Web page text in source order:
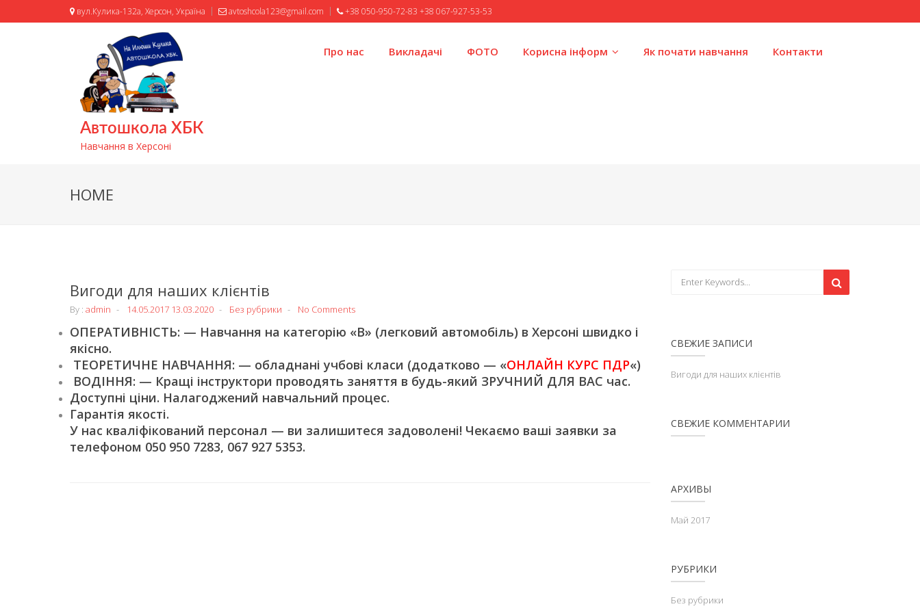
вул.Кулика-132а, Херсон, Україна avtoshcola123@gmail.com +38 050-950-72-83 +38 067-927-53-53
Автошкола ХБК
Навчання в Херсоні
Про нас Викладачі ФОТО Корисна інформ Як почати навчання Контакти
HOME
Вигоди для наших клієнтів
By : admin 14.05.2017 13.03.2020 Без рубрики No Comments
ОПЕРАТИВНІСТЬ: — Навчання на категорію «В» (легковий автомобіль) в Херсоні швидко і
якісно.
ТЕОРЕТИЧНЕ НАВЧАННЯ: — обладнані учбові класи (додатково — «ОНЛАЙН КУРС ПДР«)
ВОДІННЯ: — Кращі інструктори проводять заняття в будь-який ЗРУЧНИЙ ДЛЯ ВАС час.
Доступні ціни. Налагоджений навчальний процес.
Гарантія якості.
У нас кваліфікований персонал — ви залишитеся задоволені! Чекаємо ваші заявки за
телефоном 050 950 7283, 067 927 5353.
СВЕЖИЕ ЗАПИСИ
Вигоди для наших клієнтів
СВЕЖИЕ КОММЕНТАРИИ
АРХИВЫ
Май 2017
РУБРИКИ
Без рубрики